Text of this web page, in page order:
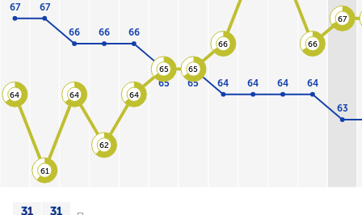
67 67
66 66 66
65 65 64 64 64 64
63
64
61
64
62
64
65 65
66 66
67